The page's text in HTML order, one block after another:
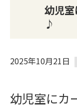
幼児
♪
2025年10月21日
幼児室にカ